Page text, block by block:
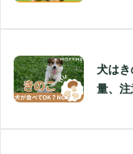
犬は
量、